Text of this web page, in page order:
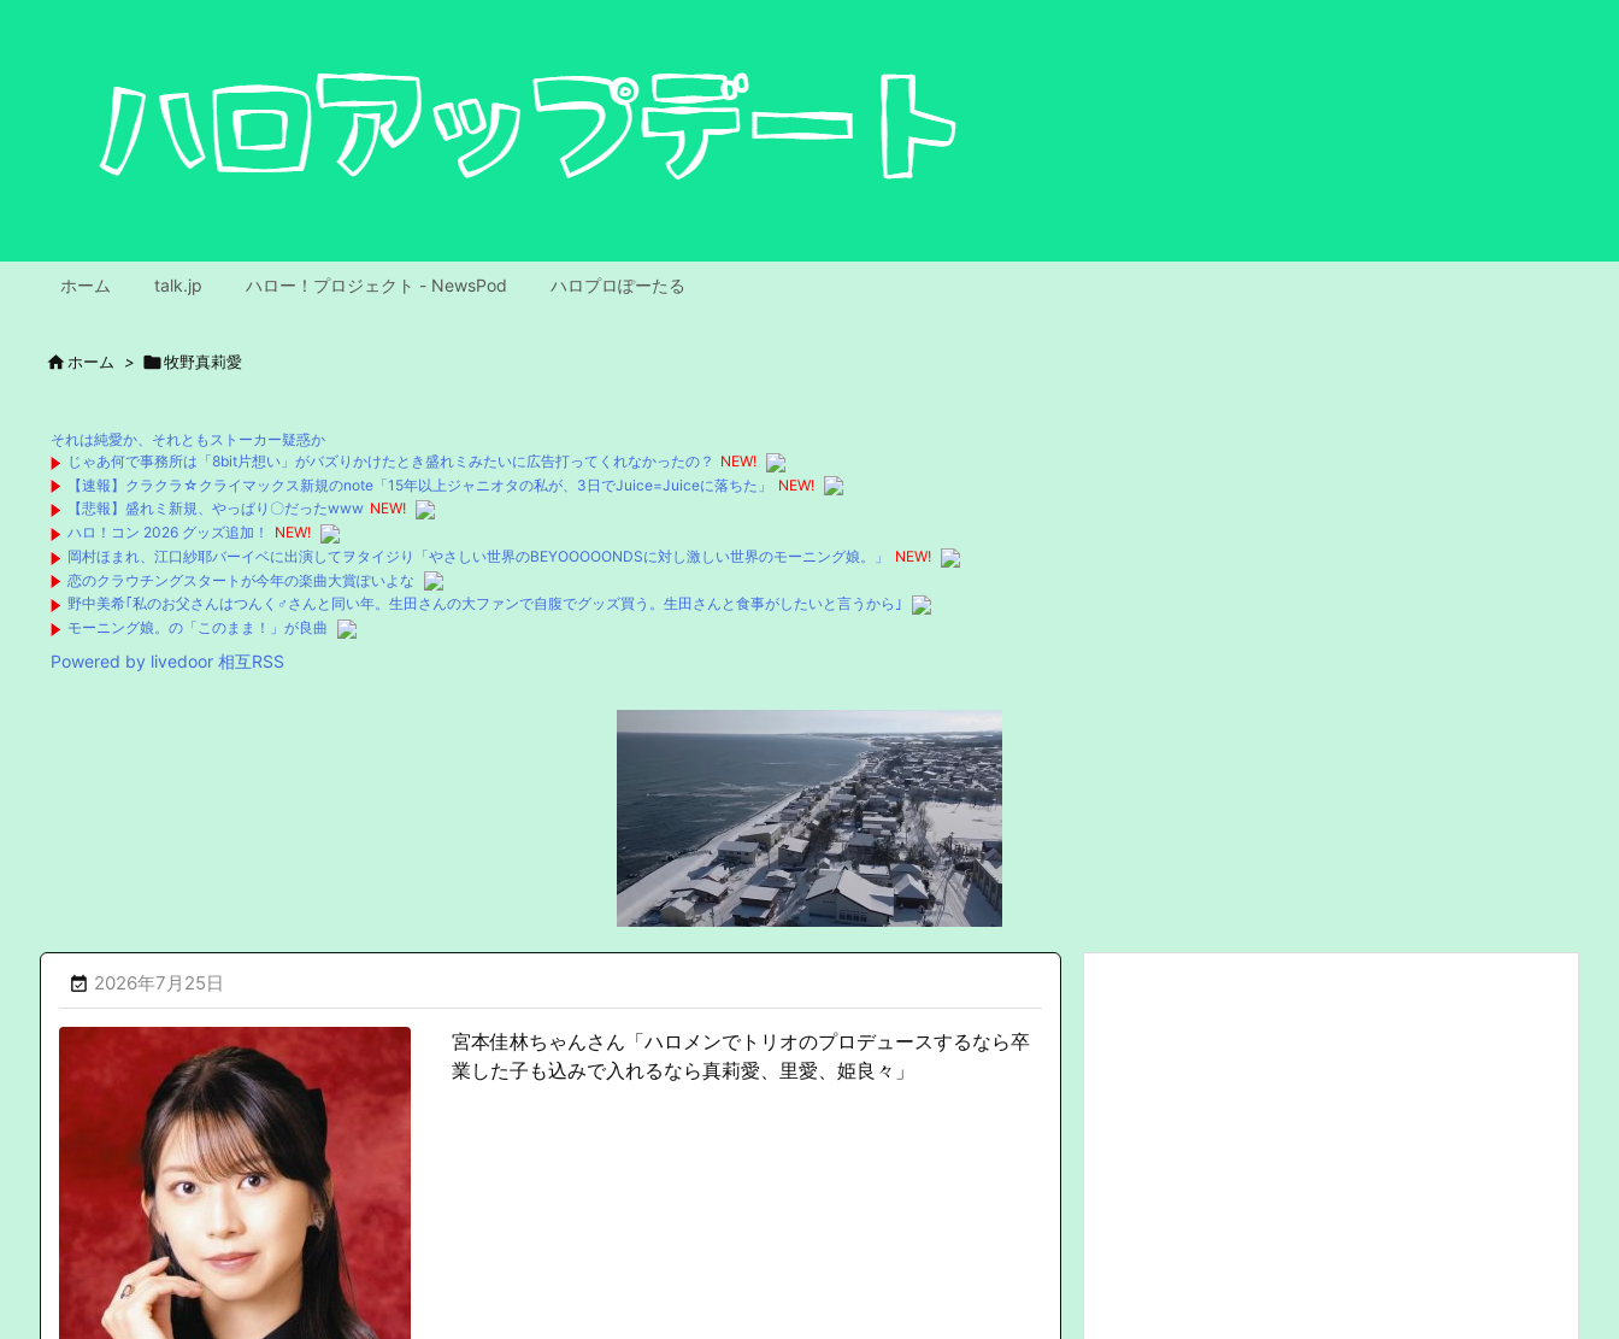
ホーム talk.jp ハロー！プロジェクト - NewsPod ハロプロぽーたる
 ホーム > 牧野真莉愛
それは純愛か、それともストーカー疑惑か
じゃあ何で事務所は「8bit片想い」がバズりかけたとき盛れミみたいに広告打ってくれなかったの？ NEW!
【速報】クラクラ☆クライマックス新規のnote「15年以上ジャニオタの私が、3日でJuice=Juiceに落ちた」
NEW!
【悲報】盛れミ新規、やっぱり〇だったwww NEW!
ハロ！コン 2026 グッズ追加！
NEW!
岡村ほまれ、江口紗耶バーイベに出演してヲタイジり「やさしい世界のBEYOOOOONDSに対し激しい世界のモーニング娘。」
NEW!
恋のクラウチングスタートが今年の楽曲大賞ぽいよな
野中美希｢私のお父さんはつんく♂さんと同い年。生田さんの大ファンで自腹でグッズ買う。生田さんと食事がしたいと言うから｣
モーニング娘。の「このまま！」が良曲
Powered by livedoor 相互RSS
 2026年7月25日
宮本佳林ちゃんさん「ハロメンでトリオのプロデュースするなら卒
業した子も込みで入れるなら真莉愛、里愛、姫良々」